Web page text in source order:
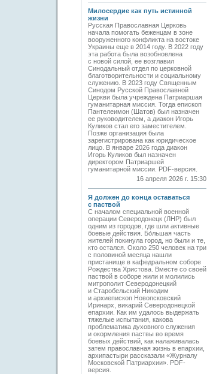
Милосердие как путь истинной
жизни
Русская Православная Церковь
начала помогать беженцам в зоне
вооруженного конфликта на востоке
Украины еще в 2014 году. В 2022 году
эта работа была возобновлена
с новой силой, ее возглавил
Синодальный отдел по церковной
благотворительности и социальному
служению. В 2023 году Священным
Синодом Русской Православной
Церкви была учреждена Патриаршая
гуманитарная миссия. Тогда епископ
Пантелеимон (Шатов) был назначен
ее руководителем, а диакон Игорь
Куликов стал его заместителем.
Позже организация была
зарегистрирована как юридическое
лицо. В январе 2026 года диакон
Игорь Куликов был назначен
директором Патриаршей
гуманитарной миссии. PDF-версия.
16 апреля 2026 г. 15:30
Я должен до конца оставаться
с паствой
С началом специальной военной
операции Северодонецк (ЛНР) был
одним из городов, где шли активные
боевые действия. Бо́льшая часть
жителей покинула город, но были и те,
кто остался. Около 250 человек на три
с половиной месяца нашли
пристанище в кафедральном соборе
Рождества Христова. Вместе со своей
паствой в соборе жили и молились
митрополит Северодонецкий
и Старобельский Никодим
и архиепископ Новопсковский
Иринарх, викарий Северодонецкой
епархии. Как им удалось выдержать
тяжелые испытания, какова
проблематика духовного служения
и окормления паствы во время
боевых действий, как налаживалась
затем православная жизнь в епархии,
архипастыри рассказали «Журналу
Московской Патриархии». PDF-
версия.